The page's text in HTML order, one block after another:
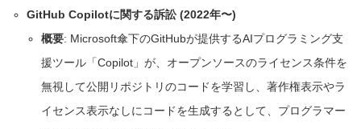
GitHub Copilotに関する訴訟 (2022年〜)
概要: Microsoft傘下のGitHubが提供するAIプログラミング支
援ツール「Copilot」が、オープンソースのライセンス条件を
無視して公開リポジトリのコードを学習し、著作権表示やラ
イセンス表示なしにコードを生成するとして、プログラマー